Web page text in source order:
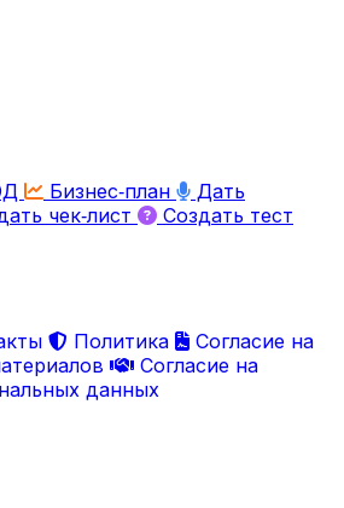
Бизнес‑план
Дать
чек‑лист Создать тест
Политика
Согласие на
Согласие на
данных